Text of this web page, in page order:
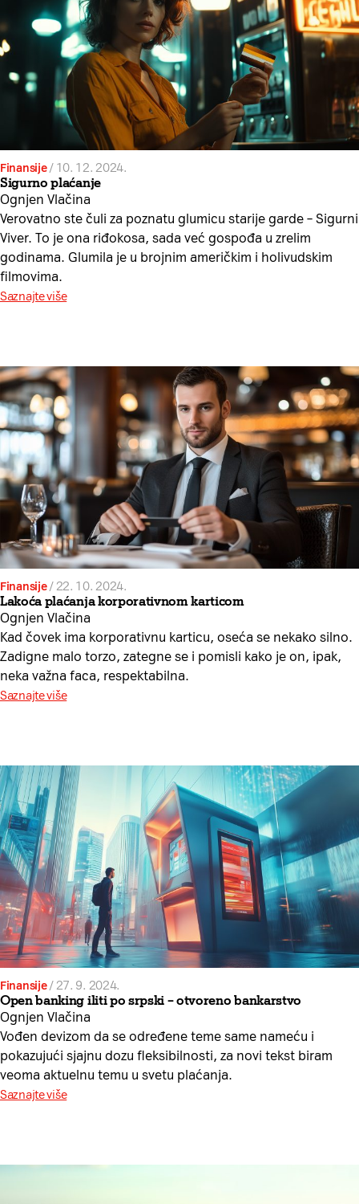
Finansije/ 10. 12. 2024.
Sigurno plaćanje
Ognjen Vlačina
Verovatno ste čuli za poznatu glumicu starije garde – Sigurni
Viver. To je ona riđokosa, sada već gospođa u zrelim
godinama. Glumila je u brojnim američkim i holivudskim
filmovima.
Saznajte više
Finansije/22. 10. 2024.
Lakoća plaćanja korporativnom karticom
Ognjen Vlačina
Kad čovek ima korporativnu karticu, oseća se nekako silno.
Zadigne malo torzo, zategne se i pomisli kako je on, ipak,
neka važna faca, respektabilna.
Saznajte više
Finansije/27. 9. 2024.
Open banking iliti po srpski – otvoreno bankarstvo
Ognjen Vlačina
Vođen devizom da se određene teme same nameću i
pokazujući sjajnu dozu fleksibilnosti, za novi tekst biram
veoma aktuelnu temu u svetu plaćanja.
Saznajte više